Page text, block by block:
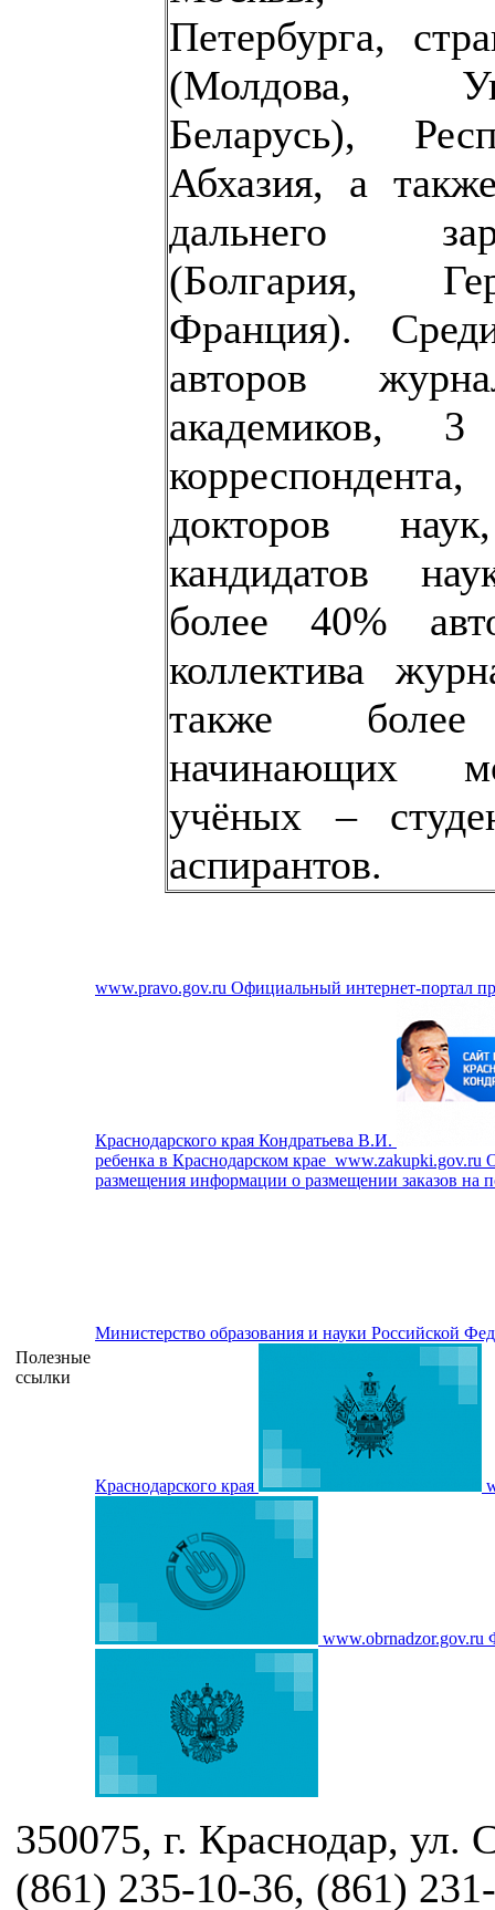
Петербурга,
(Молдова,
Беларусь),
Абхазия, а
дальнего
(Болгария,
Франция).
авторов
академиков,
докторов
кандидатов
более 40%
коллектива
также
начинающих
учёных –
аспирантов.
Полезные
ссылки
www.pravo.gov.ru Официальный интернет-портал
Краснодарского края Кондратьева В.И.
ребенка в Краснодарском крае www.zakupki.gov.ru
размещения информации о размещении заказов на
Министерство образования и науки Российской
Краснодарского края
www.obrnadzor.gov.ru
350075, г. Краснодар, ул.
(861) 235-10-36, (861)